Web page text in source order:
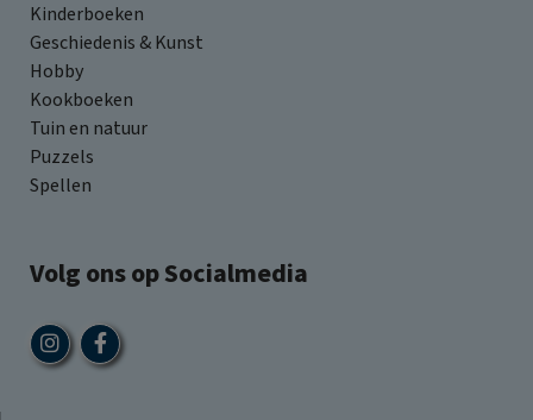
Kinderboeken
Geschiedenis & Kunst
Hobby
Kookboeken
Tuin en natuur
Puzzels
Spellen
Volg ons op Socialmedia